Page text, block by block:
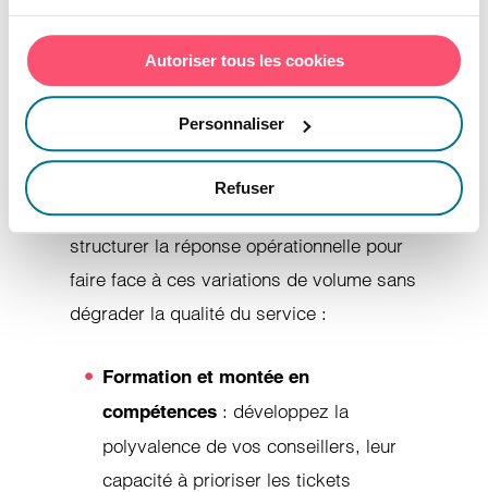
Autoriser tous les cookies
Personnaliser
Refuser
Adapter ses ressources et
outils pour une gestion
efficace des pics
d’activité
La seconde étape consiste à préparer et
structurer la réponse opérationnelle pour
faire face à ces variations de volume sans
dégrader la qualité du service :
Formation et montée en
compétences : développez la
polyvalence de vos conseillers, leur
capacité à prioriser les tickets